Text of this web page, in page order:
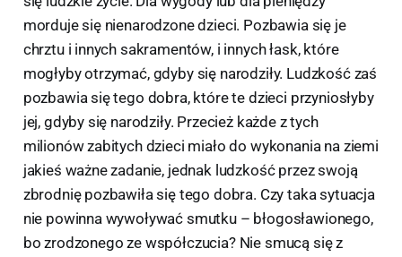
morduje się nienarodzone dzieci. Pozbawia się je
chrztu i innych sakramentów, i innych łask, które
mogłyby otrzymać, gdyby się narodziły. Ludzkość zaś
pozbawia się tego dobra, które te dzieci przyniosłyby
jej, gdyby się narodziły. Przecież każde z tych
milionów zabitych dzieci miało do wykonania na ziemi
jakieś ważne zadanie, jednak ludzkość przez swoją
zbrodnię pozbawiła się tego dobra. Czy taka sytuacja
nie powinna wywoływać smutku – błogosławionego,
bo zrodzonego ze współczucia? Nie smucą się z